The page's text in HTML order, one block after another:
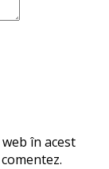
în acest